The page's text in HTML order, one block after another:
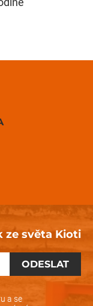
ze světa Kioti
a se